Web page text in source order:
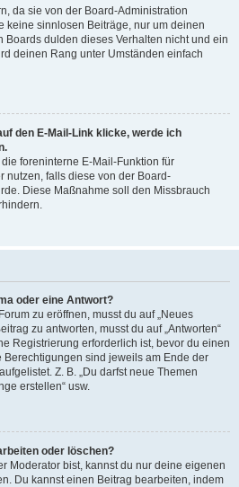
da sie von der Board-Administration
keine sinnlosen Beiträge, nur um deinen
dulden dieses Verhalten nicht und ein
deinen Rang unter Umständen einfach
den E-Mail-Link klicke, werde ich
foreninterne E-Mail-Funktion für
nutzen, falls diese von der Board-
Diese Maßnahme soll den Missbrauch
oder eine Antwort?
zu eröffnen, musst du auf „Neues
zu antworten, musst du auf „Antworten“
Registrierung erforderlich ist, bevor du einen
Berechtigungen sind jeweils am Ende der
Z. B. „Du darfst neue Themen
erstellen“ usw.
oder löschen?
Moderator bist, kannst du nur deine eigenen
Du kannst einen Beitrag bearbeiten, indem